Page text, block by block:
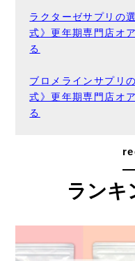
ラクターゼサプリの
式》更年期専門店オ
る
ブロメラインサプリ
式》更年期専門店オ
る
ランキ